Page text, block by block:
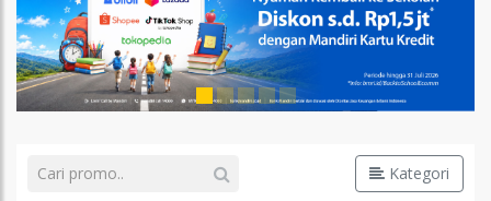
Kategori